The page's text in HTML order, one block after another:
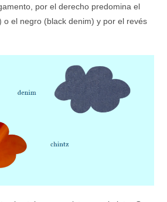
por el derecho predomina el
o el negro (black denim) y por el revés